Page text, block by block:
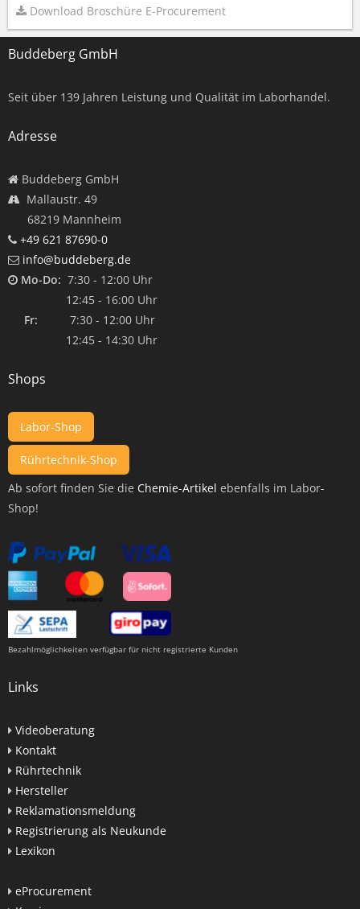
Download Broschüre E-Procurement
Buddeberg GmbH
Seit über 139 Jahren Leistung und Qualität im Laborhandel.
Adresse
Buddeberg GmbH
Mallaustr. 49
68219 Mannheim
+49 621 87690-0
info@buddeberg.de
Mo-Do: 7:30 - 12:00 Uhr
12:45 - 16:00 Uhr
Fr: 7:30 - 12:00 Uhr
12:45 - 14:30 Uhr
Shops
Labor-Shop
Rührtechnik-Shop
Ab sofort finden Sie die Chemie-Artikel ebenfalls im Labor-
Shop!
Bezahlmöglichkeiten verfügbar für nicht registrierte Kunden
Links
Videoberatung
Kontakt
Rührtechnik
Hersteller
Reklamationsmeldung
Registrierung als Neukunde
Lexikon
eProcurement